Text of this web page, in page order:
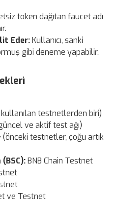
token dağıtan faucet adı
Eder:Kullanıcı, sanki
gibi deneme yapabilir.
testnetlerden biri)
ve aktif test ağı)
(önceki testnetler, çoğu artık
BNB Chain Testnet
ve Testnet